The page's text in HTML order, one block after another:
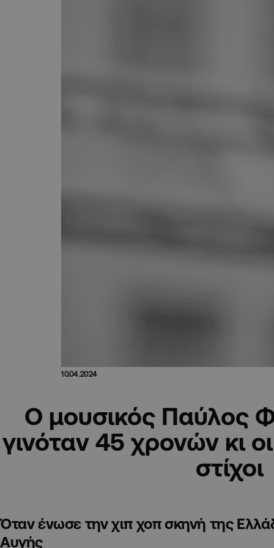
10.04.2024
Ο μουσικός Παύλος
γινόταν 45 χρονών κι
στίχοι
Όταν ένωσε την χιπ χοπ σκηνή της
Αυγής